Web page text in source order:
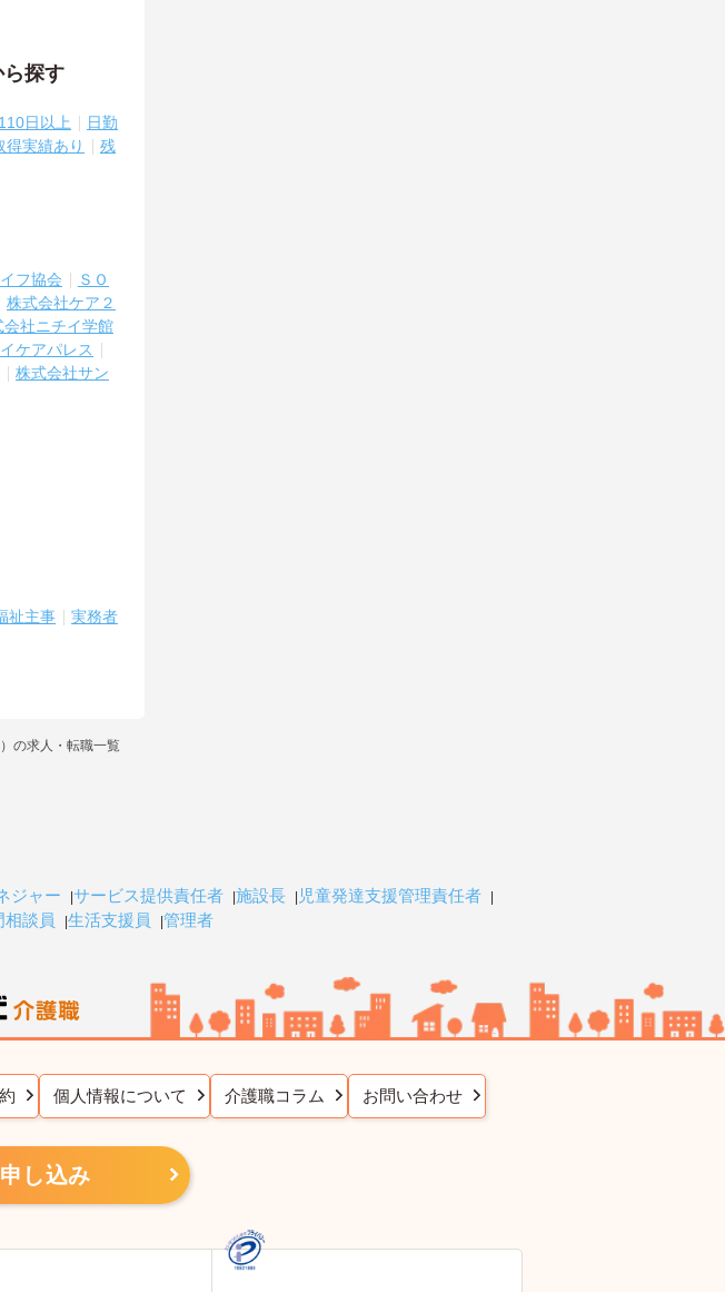
探す
日以上
日勤
得実績あり
残
フ協会
ＳＯ
株式会社ケア２
会社ニチイ学館
ケアパレス
株式会社サン
祉主事
実務者
の求人・転職一覧
ジャー サービス提供責任者 施設長
児童発達支援管理責任者
相談員 生活支援員 管理者
個人情報について 介護職コラム お問い合わせ
し込み